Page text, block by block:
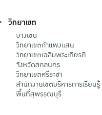
วิทยาเขต
บางเขน
วิทยาเขตกําแพงแสน
วิทยาเขตเฉลิมพระเกียรติ
จังหวัดสกลนคร
วิทยาเขตศรีราชา
สำนักงานเขตบริหารการเรียนรู้
พื้นที่สุพรรณบุรี